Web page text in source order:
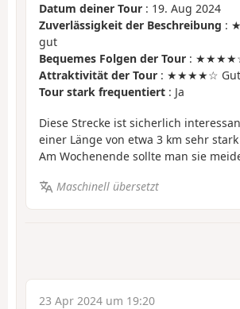
Datum deiner Tour : 19. Aug 2024
Zuverlässigkeit der Beschreibung :
gut
Bequemes Folgen der Tour :
Attraktivität der Tour : ★★★★☆ Gut
Tour stark frequentiert : Ja
Diese Strecke ist sicherlich
einer Länge von etwa 3 km sehr
Am Wochenende sollte man sie
Maschinell übersetzt
23 Apr 2024 um 19:20